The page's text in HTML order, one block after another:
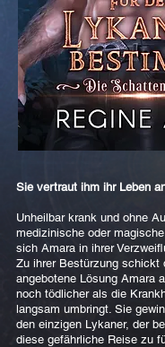
Sie vertraut ihm ihr Leben
Unheilbar krank und ohne
medizinische oder
sich Amara in ihrer
Zu ihrer Bestürzung schickt
angebotene Lösung Amara
noch tödlicher als die
langsam umbringt. Sie
den einzigen Lykaner, der
diese gefährliche Reise zu